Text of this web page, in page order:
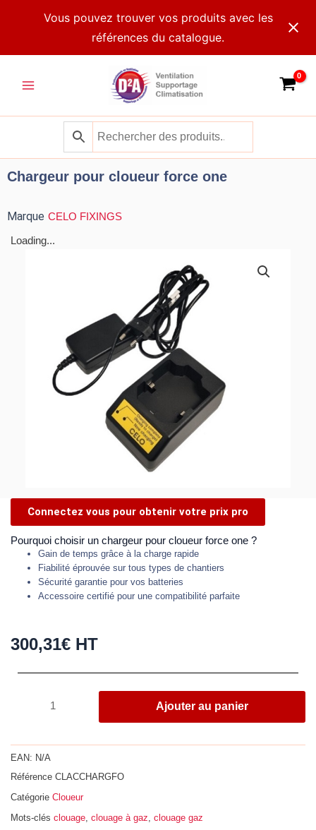
Vous pouvez trouver vos produits avec les
références du catalogue.
Menu
Chargeur pour cloueur force one
Marque CELO FIXINGS
Loading...
Connectez vous pour obtenir votre prix pro
Pourquoi choisir un chargeur pour cloueur force one ?
Gain de temps grâce à la charge rapide
Fiabilité éprouvée sur tous types de chantiers
Sécurité garantie pour vos batteries
Accessoire certifié pour une compatibilité parfaite
300,31€ HT
pour
force
one
Ajouter au panier
EAN: N/A
Référence CLACCHARGFO
Catégorie Cloueur
Mots-clés clouage clouage à gaz clouage gaz